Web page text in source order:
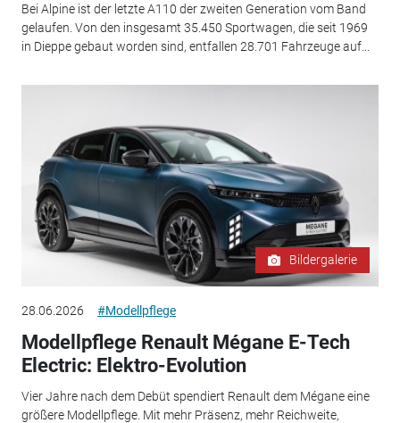
Bei Alpine ist der letzte A110 der zweiten Generation vom Band
gelaufen. Von den insgesamt 35.450 Sportwagen, die seit 1969
in Dieppe gebaut worden sind, entfallen 28.701 Fahrzeuge auf...
Bildergalerie
28.06.2026 #Modellpflege
Modellpflege Renault Mégane E-Tech
Electric: Elektro-Evolution
Vier Jahre nach dem Debüt spendiert Renault dem Mégane eine
größere Modellpflege. Mit mehr Präsenz, mehr Reichweite,